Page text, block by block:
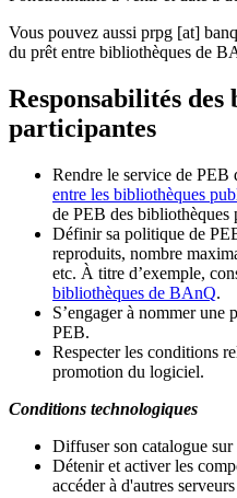
Vous pouvez aussi prpg [at]
du prêt entre bibliothèques de
Responsabilités des
participantes
Rendre le service de PEB
entre les bibliothèques
de PEB des bibliothèques
Définir sa politique de
reproduits, nombre
etc. À titre d’exemple,
bibliothèques de BAnQ.
S’engager à nommer une
PEB.
Respecter les conditions
promotion du logiciel.
Conditions technologiques
Diffuser son catalogue sur
Détenir et activer les
accéder à d'autres